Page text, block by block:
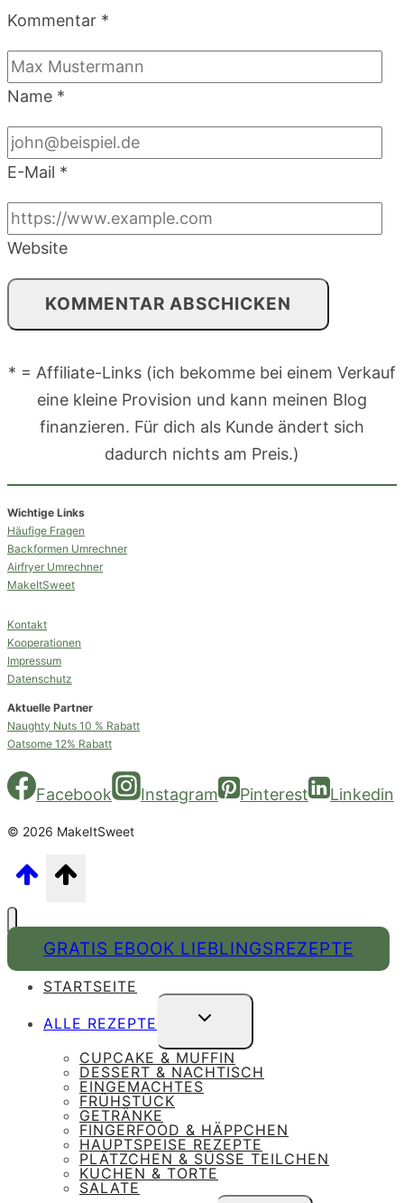
Kommentar *
Name *
E-Mail *
Website
* = Affiliate-Links (ich bekomme bei einem Verkauf
eine kleine Provision und kann meinen Blog
finanzieren. Für dich als Kunde ändert sich
dadurch nichts am Preis.)
Wichtige Links
Häufige Fragen
Backformen Umrechner
Airfryer Umrechner
MakeItSweet
Kontakt
Kooperationen
Impressum
Datenschutz
Aktuelle Partner
Naughty Nuts 10 % Rabatt
Oatsome 12% Rabatt
Facebook Instagram Pinterest Linkedin
© 2026 MakeItSweet
GRATIS EBOOK LIEBLINGSREZEPTE
STARTSEITE
ALLE REZEPTE
UNTERMENÜ
UMSCHALTEN
CUPCAKE & MUFFIN
DESSERT & NACHTISCH
EINGEMACHTES
FRÜHSTÜCK
GETRÄNKE
FINGERFOOD & HÄPPCHEN
HAUPTSPEISE REZEPTE
PLÄTZCHEN & SÜSSE TEILCHEN
KUCHEN & TORTE
SALATE